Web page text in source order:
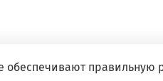
правильную